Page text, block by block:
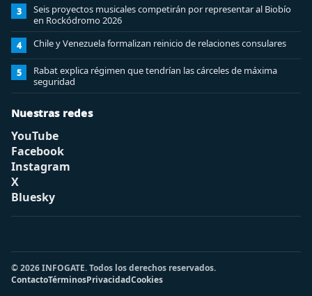
3
Seis proyectos musicales competirán por representar al Biobío
en Rockódromo 2026
4 Chile y Venezuela formalizan reinicio de relaciones consulares
5
Rabat explica régimen que tendrían las cárceles de máxima
seguridad
Nuestras redes
YouTube
Facebook
Instagram
X
Bluesky
© 2026 INFOGATE. Todos los derechos reservados.
ContactoTérminosPrivacidadCookies